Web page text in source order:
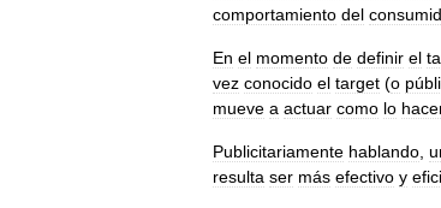
comportamiento del
En el momento de definir el
vez conocido el target (o
mueve a actuar como lo
Publicitariamente hablando
resulta ser más efectivo y